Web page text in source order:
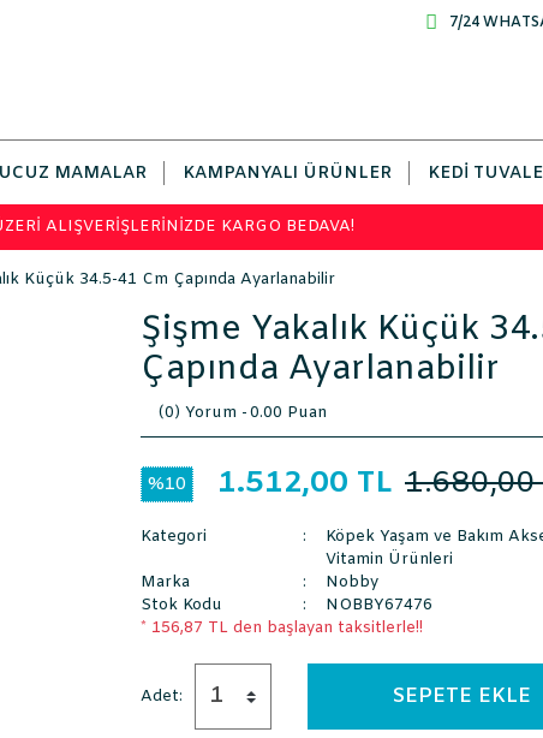
7/24
UCUZ MAMALAR KAMPANYALI ÜRÜNLER KEDI
ALIŞVERİŞLERİNİZDE KARGO BEDAVA!
Küçük 34.5-41 Cm Çapında Ayarlanabilir
Şişme Yakalık Küçük
Çapında Ayarlanabilir
(0) Yorum -0.00 Puan
%10 1.512,00 TL 1.680,00
Kategori Köpek Yaşam ve Bakım
Vitamin Ürünleri
Marka
Nobby
Stok Kodu
NOBBY67476
* 156,87 TL den başlayan taksitlerle!!
Adet: SEPETE EKLE